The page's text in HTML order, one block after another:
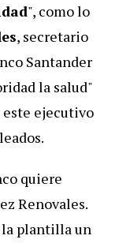
", como lo
, secretario
Santander
la salud"
ejecutivo
quiere
Renovales.
la plantilla un